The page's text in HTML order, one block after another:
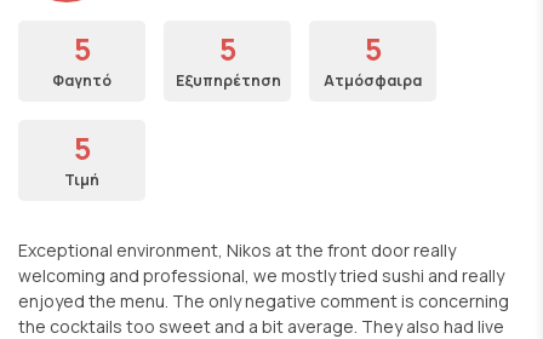
5
Φαγητό
5
Εξυπηρέτηση
5
Ατμόσφαιρα
5
Τιμή
Exceptional environment, Nikos at the front door really
welcoming and professional, we mostly tried sushi and really
enjoyed the menu. The only negative comment is concerning
the cocktails too sweet and a bit average. They also had live